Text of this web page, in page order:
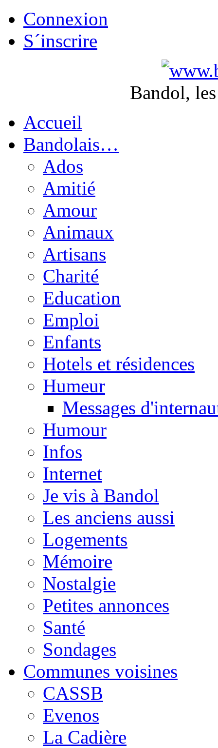
Connexion
S´inscrire
Bandol,
Accueil
Bandolais…
Ados
Amitié
Amour
Animaux
Artisans
Charité
Education
Emploi
Enfants
Hotels et résidences
Humeur
Messages
Humour
Infos
Internet
Je vis à Bandol
Les anciens aussi
Logements
Mémoire
Nostalgie
Petites annonces
Santé
Sondages
Communes voisines
CASSB
Evenos
La Cadière